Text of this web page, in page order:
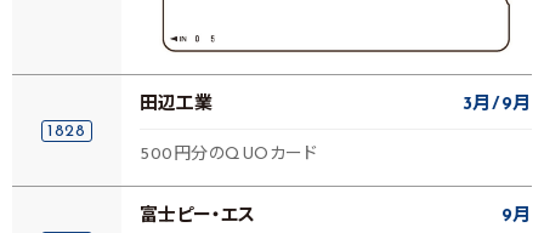
1828
田辺工業 3月 9月
500円分のQUOカード
富士ピー・エス 9月